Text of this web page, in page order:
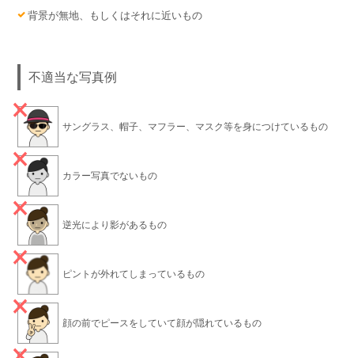
背景が無地、もしくはそれに近いもの
不適当な写真例
サングラス、帽子、マフラー、マスク等を身につけているもの
カラー写真でないもの
逆光により影があるもの
ピントが外れてしまっているもの
顔の前でピースをしていて顔が隠れているもの